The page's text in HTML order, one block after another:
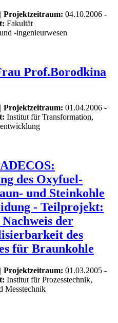
Projektzeitraum: 04.10.2006 -
Fakultät
-ingenieurwesen
Prof.Borodkina
Projektzeitraum: 01.04.2006 -
Institut für Transformation,
des Oxyfuel-
und Steinkohle
- Teilprojekt:
der
des
für Braunkohle
Projektzeitraum: 01.03.2005 -
Institut für Prozesstechnik,
Messtechnik